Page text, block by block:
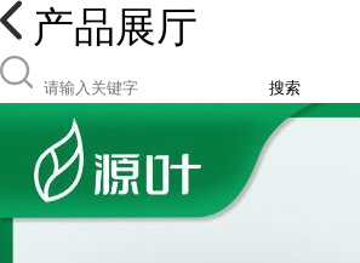
产品展厅
搜索